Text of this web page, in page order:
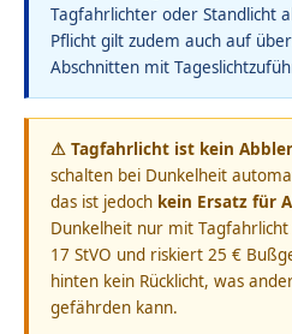
Tagfahrlichter oder Standlicht
Pflicht gilt zudem auch auf
Abschnitten mit
⚠ Tagfahrlicht ist kein
schalten bei Dunkelheit
das ist jedoch kein Ersatz für
Dunkelheit nur mit
17 StVO und riskiert 25 €
hinten kein Rücklicht, was
gefährden kann.